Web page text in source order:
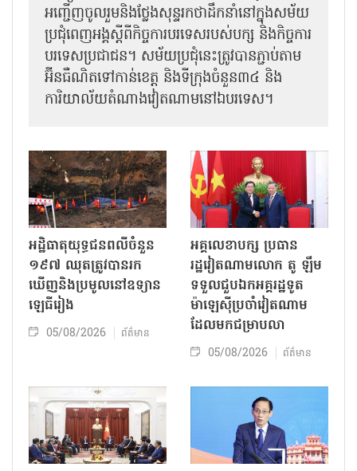
អញ្ជើញ​ចូលរួមនិងថ្លែងសុន្ទរកថាដឹកនាំនៅក្នុងសម័យ
ប្រជុំពេញអង្គស្តីពី​​កិច្ច​ការបរទេសរបស់​បក្ស និងកិច្ច​ការ
បរទេស​ប្រជាជន។ សម័យប្រជុំនេះត្រូវបានភ្ជាប់តាម
អ៊ីនធឺណិតទៅកាន់ខេត្ត និងទីក្រុងចំនួន៣៤ និង
ការិយាល័យតំណាងវៀតណាមនៅឯ​បរទេស។
អដ្ឋិធាតុយុទ្ធជនពលីចំនួន
១៩៧ ឈុតត្រូវបានរក
ឃើញនិងប្រមូលនៅឧទ្យាន
ឡេធីរៀង
05/08/2026 ព័ត៌មាន
អគ្គលេខាបក្ស ប្រធាន
រដ្ឋវៀតណាមលោក តូ ឡឹម
ទទួលជួបឯកអគ្គរដ្ឋទូត
ម៉ាឡេស៊ីប្រចាំវៀតណាម
ដែលមកជម្រាបលា
05/08/2026 ព័ត៌មាន